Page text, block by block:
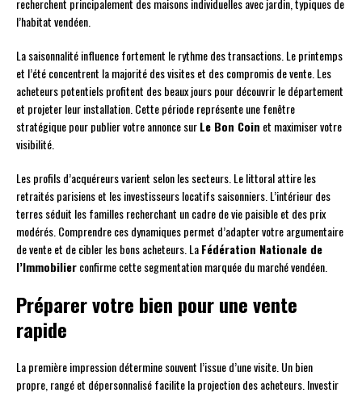
recherchent principalement des maisons individuelles avec jardin, typiques de
l’habitat vendéen.
La saisonnalité influence fortement le rythme des transactions. Le printemps
et l’été concentrent la majorité des visites et des compromis de vente. Les
acheteurs potentiels profitent des beaux jours pour découvrir le département
et projeter leur installation. Cette période représente une fenêtre
stratégique pour publier votre annonce surLe Bon Coin et maximiser votre
visibilité.
Les profils d’acquéreurs varient selon les secteurs. Le littoral attire les
retraités parisiens et les investisseurs locatifs saisonniers. L’intérieur des
terres séduit les familles recherchant un cadre de vie paisible et des prix
modérés. Comprendre ces dynamiques permet d’adapter votre argumentaire
de vente et de cibler les bons acheteurs. LaFédération Nationale de
l’Immobilierconfirme cette segmentation marquée du marché vendéen.
Préparer votre bien pour une vente
rapide
La première impression détermine souvent l’issue d’une visite. Un bien
propre, rangé et dépersonnalisé facilite la projection des acheteurs. Investir